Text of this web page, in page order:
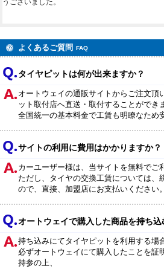
うございました。
よくあるご質問 FAQ
タイヤピットは何が出来ますか？
オートウェイの通販サイトからご注文頂
ット取付店へ直送・取付することができ
全国統一の基本料金で工賃も明瞭なため
サイトの利用に費用はかかりますか？
カーユーザー様は、当サイトを無料でご
ただし、タイヤの交換工賃については、
ので、直接、加盟店にお支払いください。
オートウェイで購入した商品を持ち込
持ち込みにてタイヤピットを利用する場
必ずオートウェイにて購入したことを証
持参の上、